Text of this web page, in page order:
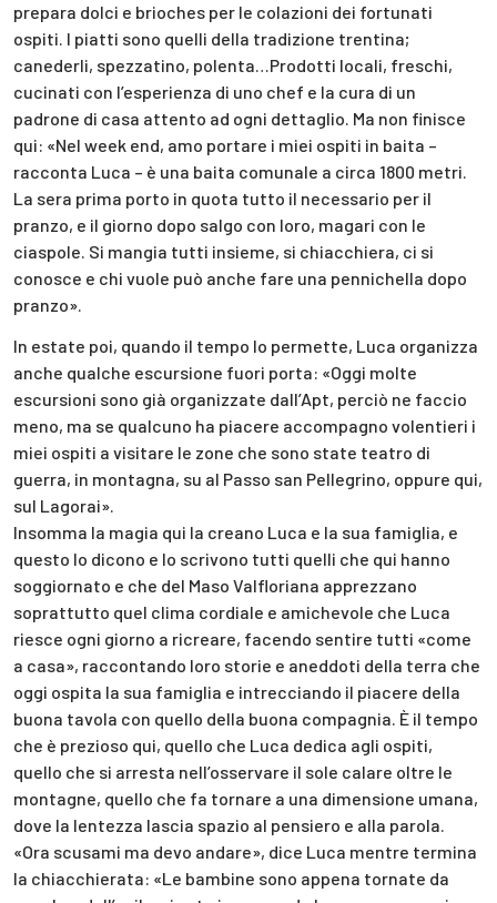
prepara dolci e brioches per le colazioni dei fortunati
ospiti. I piatti sono quelli della tradizione trentina;
canederli, spezzatino, polenta…Prodotti locali, freschi,
cucinati con l’esperienza di uno chef e la cura di un
padrone di casa attento ad ogni dettaglio. Ma non finisce
qui: «Nel week end, amo portare i miei ospiti in baita –
racconta Luca – è una baita comunale a circa 1800 metri.
La sera prima porto in quota tutto il necessario per il
pranzo, e il giorno dopo salgo con loro, magari con le
ciaspole. Si mangia tutti insieme, si chiacchiera, ci si
conosce e chi vuole può anche fare una pennichella dopo
pranzo».
In estate poi, quando il tempo lo permette, Luca organizza
anche qualche escursione fuori porta: «Oggi molte
escursioni sono già organizzate dall’Apt, perciò ne faccio
meno, ma se qualcuno ha piacere accompagno volentieri i
miei ospiti a visitare le zone che sono state teatro di
guerra, in montagna, su al Passo san Pellegrino, oppure qui,
sul Lagorai».
Insomma la magia qui la creano Luca e la sua famiglia, e
questo lo dicono e lo scrivono tutti quelli che qui hanno
soggiornato e che del Maso Valfloriana apprezzano
soprattutto quel clima cordiale e amichevole che Luca
riesce ogni giorno a ricreare, facendo sentire tutti «come
a casa», raccontando loro storie e aneddoti della terra che
oggi ospita la sua famiglia e intrecciando il piacere della
buona tavola con quello della buona compagnia. È il tempo
che è prezioso qui, quello che Luca dedica agli ospiti,
quello che si arresta nell’osservare il sole calare oltre le
montagne, quello che fa tornare a una dimensione umana,
dove la lentezza lascia spazio al pensiero e alla parola.
«Ora scusami ma devo andare», dice Luca mentre termina
la chiacchierata: «Le bambine sono appena tornate da